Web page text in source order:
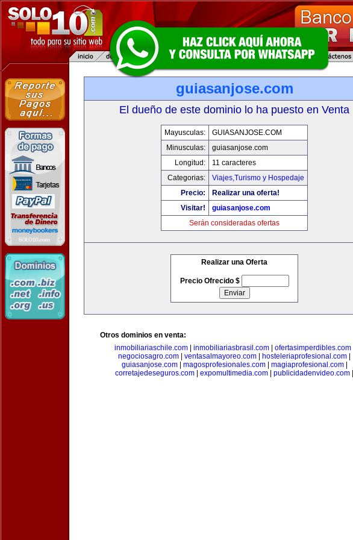
guiasanjose.com
El dueño de este dominio lo ha puesto en Venta
Mayusculas:
GUIASANJOSE.COM
Minusculas:
guiasanjose.com
Longitud:
11 caracteres
Categorias:
Viajes,Turismo y Hospedaje
Precio:
Realizar una oferta!
Visitar!
guiasanjose.com
Serán consideradas ofertas
Realizar una Oferta
Precio Ofrecido $
Otros dominios en venta:
inmobiliariaschile.com| inmobiliariasbrasil.com| ofertasimperdibles.com|
negociosagro.com
ventasalmayoreo.com hosteleriaprofesional.com
guiasanjose.com| magosprofesionales.com| magiaprofesional.com|
corretajedeseguros.com
expomultimedia.com publicidadenvideo.com